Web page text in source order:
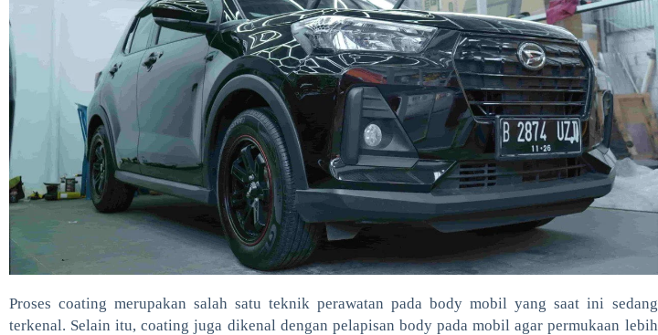
Proses coating merupakan salah satu teknik perawatan pada body mobil yang saat ini sedang
terkenal. Selain itu, coating juga dikenal dengan pelapisan body pada mobil agar permukaan lebih